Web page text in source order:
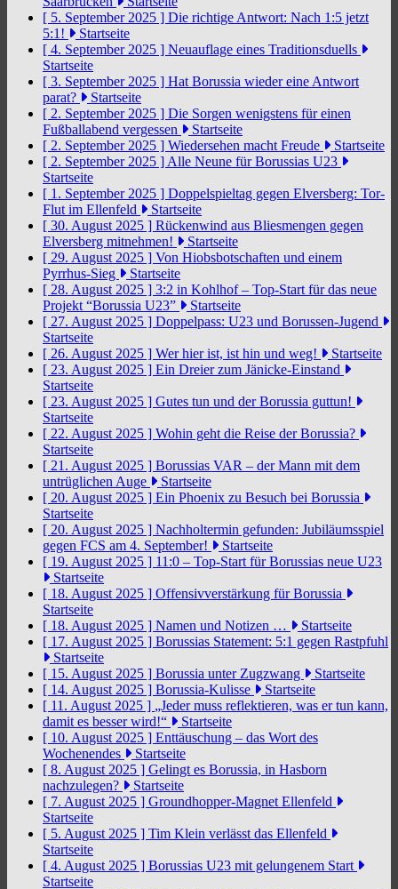
[ 5. September 2025 ] Die richtige Antwort: Nach 1:5 jetzt
5:1!
Startseite
[ 4. September 2025 ] Neuauflage eines Traditionsduells
Startseite
[ 3. September 2025 ] Hat Borussia wieder eine Antwort
parat?
Startseite
[ 2. September 2025 ] Die Sorgen wenigstens für einen
Fußballabend vergessen
Startseite
[ 2. September 2025 ] Wiedersehen macht Freude
Startseite
[ 2. September 2025 ] Alle Neune für Borussias U23
Startseite
[ 1. September 2025 ] Doppelspieltag gegen Elversberg: Tor-
Flut im Ellenfeld
Startseite
[ 30. August 2025 ] Rückenwind aus Bliesmengen gegen
Elversberg mitnehmen!
Startseite
[ 29. August 2025 ] Von Hiobsbotschaften und einem
Pyrrhus-Sieg
Startseite
[ 28. August 2025 ] 3:2 in Kohlhof – Top-Start für das neue
Projekt “Borussia U23”
Startseite
[ 27. August 2025 ] Doppelpass: U23 und Borussen-Jugend
Startseite
[ 26. August 2025 ] Wer hier ist, ist hin und weg!
Startseite
[ 23. August 2025 ] Ein Dreier zum Jänicke-Einstand
Startseite
[ 23. August 2025 ] Gutes tun und der Borussia guttun!
Startseite
[ 22. August 2025 ] Wohin geht die Reise der Borussia?
Startseite
[ 21. August 2025 ] Borussias VAR – der Mann mit dem
untrüglichen Auge
Startseite
[ 20. August 2025 ] Ein Phoenix zu Besuch bei Borussia
Startseite
[ 20. August 2025 ] Nachholtermin gefunden: Jubiläumsspiel
gegen FCS am 4. September!
Startseite
[ 19. August 2025 ] 11:0 – Top-Start für Borussias neue U23
Startseite
[ 18. August 2025 ] Offensivverstärkung für Borussia
Startseite
[ 18. August 2025 ] Namen und Notizen …
Startseite
[ 17. August 2025 ] Borussias Statement: 5:1 gegen Rastpfuhl
Startseite
[ 15. August 2025 ] Borussia unter Zugzwang
Startseite
[ 14. August 2025 ] Borussia-Kulisse
Startseite
[ 11. August 2025 ] „Jeder muss reflektieren, was er tun kann,
damit es besser wird!“
Startseite
[ 10. August 2025 ] Enttäuschung – das Wort des
Wochenendes
Startseite
[ 8. August 2025 ] Gelingt es Borussia, in Hasborn
nachzulegen?
Startseite
[ 7. August 2025 ] Groundhopper-Magnet Ellenfeld
Startseite
[ 5. August 2025 ] Tim Klein verlässt das Ellenfeld
Startseite
[ 4. August 2025 ] Borussias U23 mit gelungenem Start
Startseite